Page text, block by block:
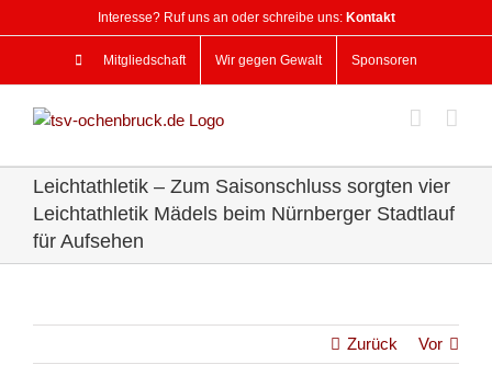
Inhalt
Interesse? Ruf uns an oder schreibe uns: Kontakt
Mitgliedschaft Wir gegen Gewalt Sponsoren
Leichtathletik – Zum Saisonschluss sorgten vier
Leichtathletik Mädels beim Nürnberger Stadtlauf
für Aufsehen
Zurück Vor